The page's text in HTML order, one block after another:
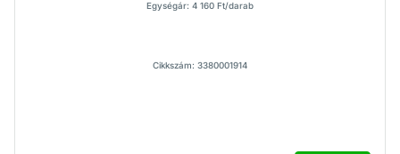
Egységár: 4 160 Ft/darab
Cikkszám: 3380001914